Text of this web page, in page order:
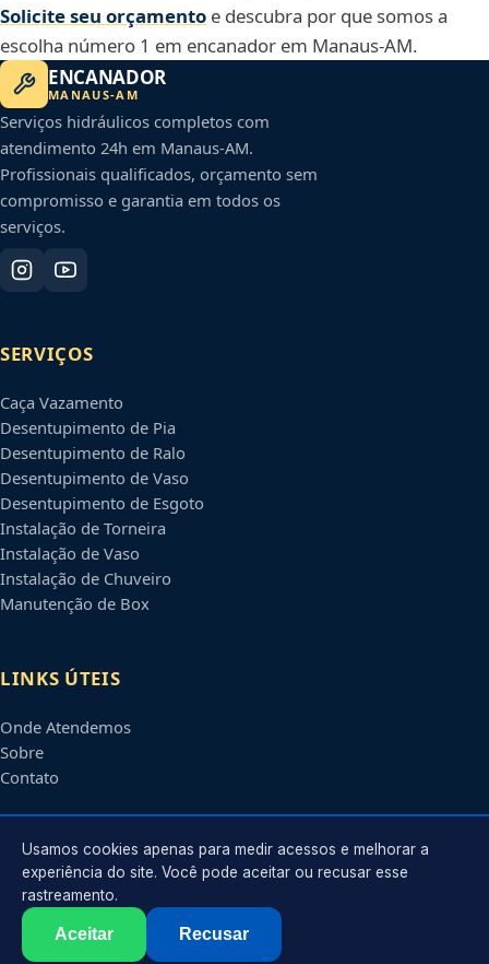
Solicite seu orçamento e descubra por que somos a
escolha número 1 em encanador em Manaus-AM.
ENCANADOR
MANAUS-AM
Serviços hidráulicos completos com
atendimento 24h em Manaus-AM.
Profissionais qualificados, orçamento sem
compromisso e garantia em todos os
serviços.
SERVIÇOS
Caça Vazamento
Desentupimento de Pia
Desentupimento de Ralo
Desentupimento de Vaso
Desentupimento de Esgoto
Instalação de Torneira
Instalação de Vaso
Instalação de Chuveiro
Manutenção de Box
LINKS ÚTEIS
Onde Atendemos
Sobre
Contato
CONTATO
Atendimento em
contato@encanadoremmanaus.com.br
2026 Encanador emManaus
. Todos os direitos reservados.
Usamos cookies apenas para medir acessos e melhorar a
experiência do site. Você pode aceitar ou recusar esse
rastreamento.
Aceitar Recusar